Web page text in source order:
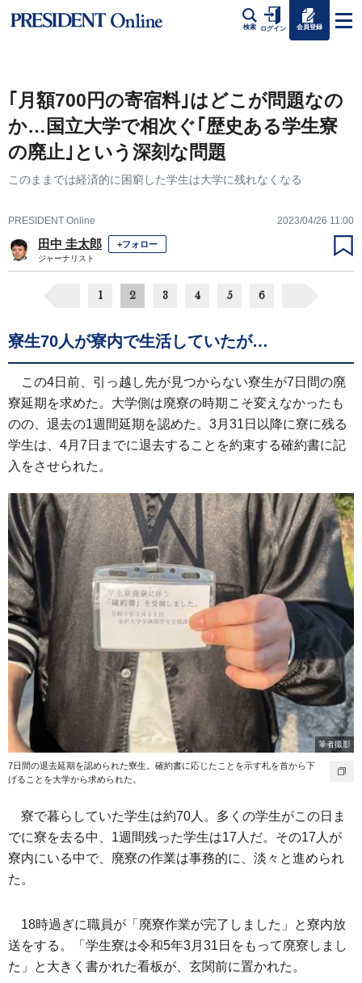
検索 ログイン 会員登録
｢月額700円の寄宿料｣はどこが問題なの
か…国立大学で相次ぐ｢歴史ある学生寮
の廃止｣という深刻な問題
このままでは経済的に困窮した学生は大学に残れなくなる
PRESIDENT Online 2023/04/26 11:00
田中 圭太郎 +フォロー
ジャーナリスト
1 2 3 4 5 6
寮生70人が寮内で生活していたが…
この4日前、引っ越し先が見つからない寮生が7日間の廃
寮延期を求めた。大学側は廃寮の時期こそ変えなかったも
のの、退去の1週間延期を認めた。3月31日以降に寮に残る
学生は、4月7日までに退去することを約束する確約書に記
入をさせられた。
筆者撮影
7日間の退去延期を認められた寮生。確約書に応じたことを示す札を首から下
げることを大学から求められた。
寮で暮らしていた学生は約70人。多くの学生がこの日ま
でに寮を去る中、1週間残った学生は17人だ。その17人が
寮内にいる中で、廃寮の作業は事務的に、淡々と進められ
た。
18時過ぎに職員が「廃寮作業が完了しました」と寮内放
送をする。「学生寮は令和5年3月31日をもって廃寮しまし
た」と大きく書かれた看板が、玄関前に置かれた。